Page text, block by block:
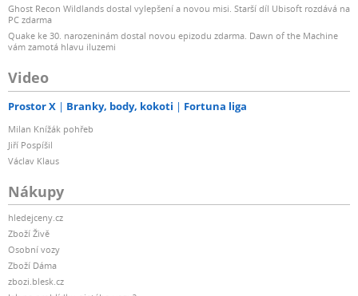
Ghost Recon Wildlands dostal vylepšení a novou misi. Starší díl Ubisoft rozdává na
PC zdarma
Quake ke 30. narozeninám dostal novou epizodu zdarma. Dawn of the Machine
vám zamotá hlavu iluzemi
Video
Prostor X Branky, body, kokoti Fortuna liga
Milan Knížák pohřeb
Jiří Pospíšil
Václav Klaus
Nákupy
hledejceny.cz
Zboží Živě
Osobní vozy
Zboží Dáma
zbozi.blesk.cz